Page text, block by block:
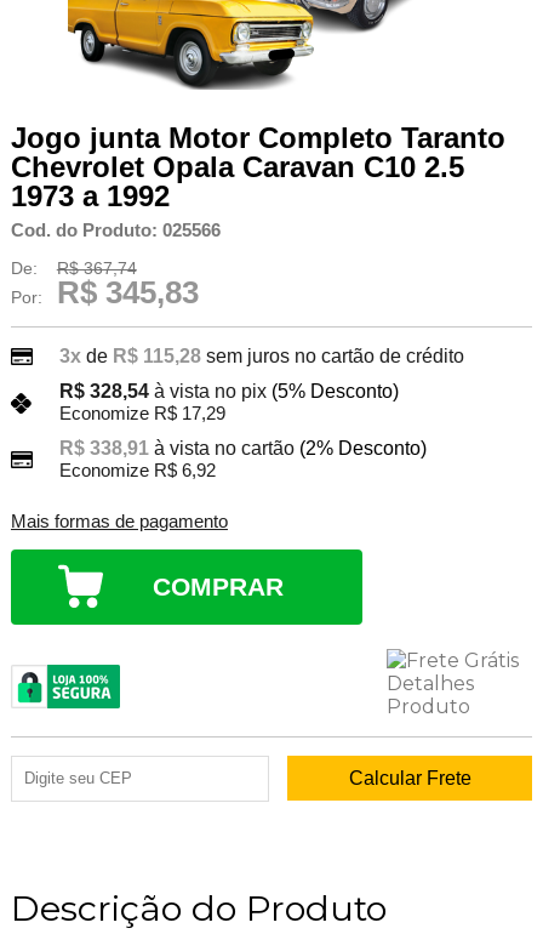
Jogo junta Motor Completo Taranto
Chevrolet Opala Caravan C10 2.5
1973 a 1992
Cod. do Produto: 025566
De:
R$ 367,74
Por:
R$ 345,83
3xde R$ 115,28 sem juros no cartão de crédito
R$ 328,54 à vista no pix (5% Desconto)
Economize R$ 17,29
R$ 338,91 à vista no cartão (2% Desconto)
Economize R$ 6,92
Mais formas de pagamento
COMPRAR
Descrição do Produto